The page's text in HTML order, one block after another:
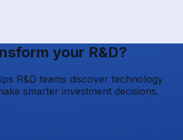
your R&D?
R&D teams discover technology
smarter investment decisions.